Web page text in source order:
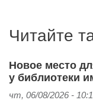
Читайте
Новое место
у библиотеки
чт, 06/08/2026 -